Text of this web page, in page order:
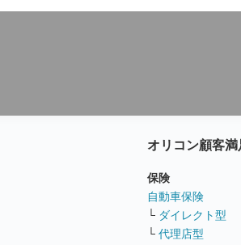
オリコン顧客
保険
自動車保険
└ ダイレクト型
└ 代理店型